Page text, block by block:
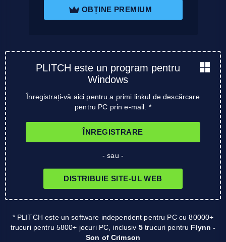
OBȚINE PREMIUM
PLITCH este un program pentru
Windows
Înregistrați-vă aici pentru a primi linkul de descărcare
pentru PC prin e-mail. *
ÎNREGISTRARE
- sau -
DISTRIBUIE SITE-UL WEB
* PLITCH este un software independent pentru PC cu 80000+
trucuri pentru 5800+ jocuri PC, inclusiv 5trucuri pentru Flynn -
Son of Crimson